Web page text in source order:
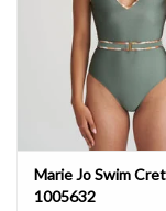
Cartes-cadeaux
Marie Jo Swim
1005632